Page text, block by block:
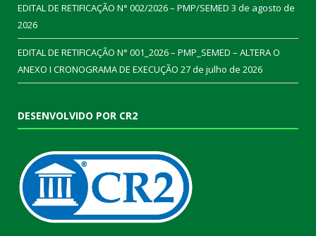
EDITAL DE RETIFICAÇÃO N° 002/2026 – PMP/SEMED 3 de agosto de
2026
EDITAL DE RETIFICAÇÃO N° 001_2026 – PMP_SEMED – ALTERA O
ANEXO I CRONOGRAMA DE EXECUÇÃO 27 de julho de 2026
DESENVOLVIDO POR CR2